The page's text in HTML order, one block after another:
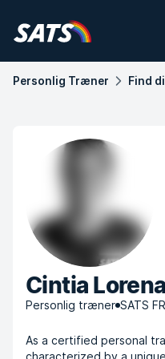
Personlig Træner Find
Cintia
Personlig træner SATS
As a certified personal
characterized by a